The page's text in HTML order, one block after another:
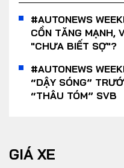
#AUTONEWS
CỒN TĂNG MẠNH,
"CHƯA BIẾT SỢ"?
#AUTONEWS
“DẬY SÓNG”
“THÂU TÓM” SVB
GIÁ XE